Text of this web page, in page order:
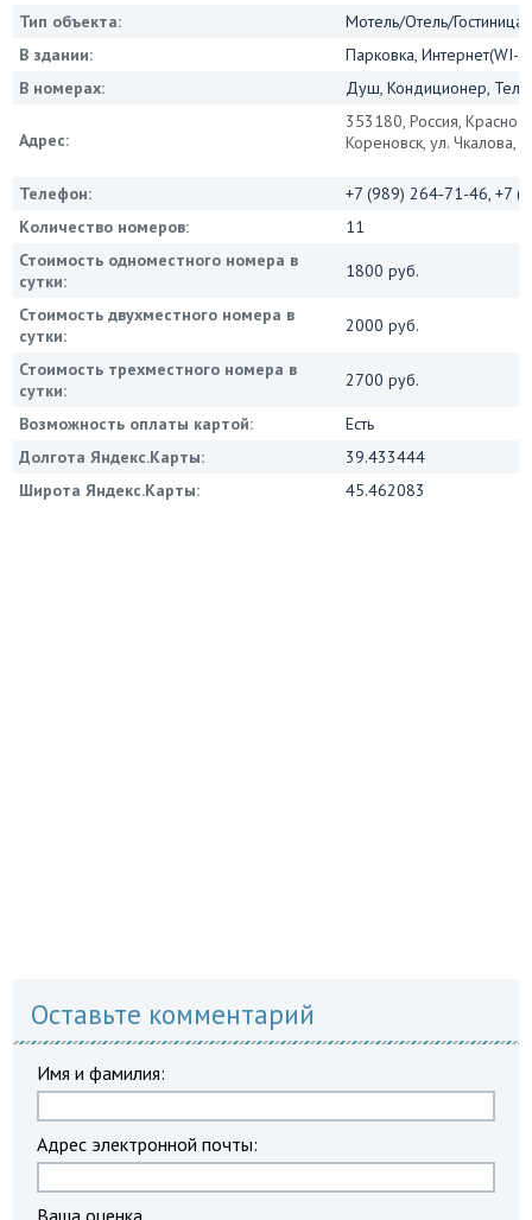
Тип объекта:
Мотель/Отель/
В здании:
Парковка, Интернет(WI-
В номерах:
Душ, Кондиционер,
Адрес:
353180, Россия,
Кореновск, ул. Чкалова,
Телефон:
+7 (989) 264‑71-46, +7
Количество номеров:
11
Стоимость одноместного номера в
сутки:
1800 руб.
Стоимость двухместного номера в
сутки:
2000 руб.
Стоимость трехместного номера в
сутки:
2700 руб.
Возможность оплаты картой:
Есть
Долгота Яндекс.Карты:
39.433444
Широта Яндекс.Карты:
45.462083
Оставьте комментарий
Имя и фамилия:
Адрес электронной почты: